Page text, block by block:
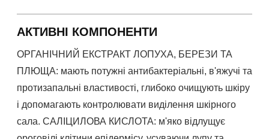
АКТИВНІ КОМПОНЕНТИ
ОРГАНІЧНИЙ ЕКСТРАКТ ЛОПУХА, БЕРЕЗИ ТА
ПЛЮЩА: мають потужні антибактеріальні, в'яжучі та
протизапальні властивості, глибоко очищують шкіру
і допомагають контролювати виділення шкірного
сала. САЛІЦИЛОВА КИСЛОТА: м'яко відлущує